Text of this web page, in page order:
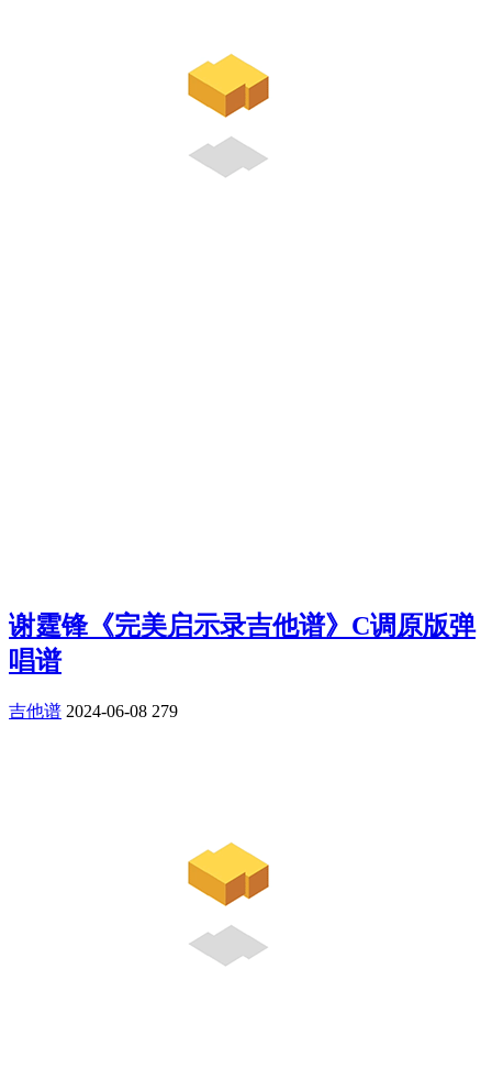
谢霆锋《完美启示录吉他谱》C调原版弹
唱谱
吉他谱 2024-06-08 279